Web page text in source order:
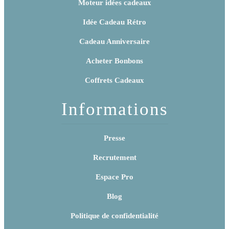
Moteur idées cadeaux
Idée Cadeau Rétro
Cadeau Anniversaire
Acheter Bonbons
Coffrets Cadeaux
Informations
Presse
Recrutement
Espace Pro
Blog
Politique de confidentialité